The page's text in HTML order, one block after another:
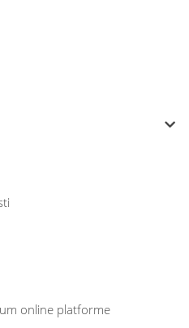
online platforme